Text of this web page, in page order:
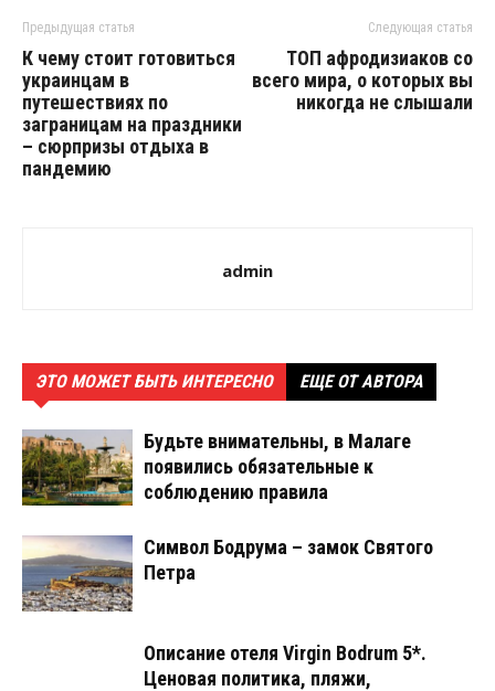
Предыдущая статья
К чему стоит готовиться
украинцам в
путешествиях по
заграницам на праздники
– сюрпризы отдыха в
пандемию
Следующая статья
ТОП афродизиаков со
всего мира, о которых вы
никогда не слышали
admin
ЭТО МОЖЕТ БЫТЬ ИНТЕРЕСНО ЕЩЕ ОТ АВТОРА
Будьте внимательны, в Малаге
появились обязательные к
соблюдению правила
Символ Бодрума – замок Святого
Петра
Описание отеля Virgin Bodrum 5*.
Ценовая политика, пляжи,